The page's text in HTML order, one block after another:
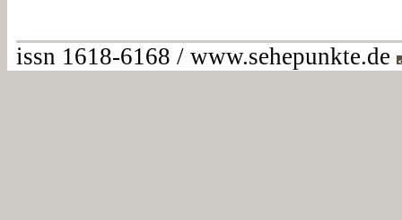
issn 1618-6168 / www.sehepunkte.de